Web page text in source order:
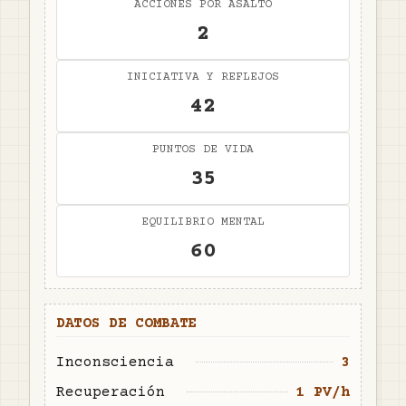
ACCIONES POR ASALTO
2
INICIATIVA Y REFLEJOS
42
PUNTOS DE VIDA
35
EQUILIBRIO MENTAL
60
DATOS DE COMBATE
Inconsciencia
3
Recuperación
1 PV/h